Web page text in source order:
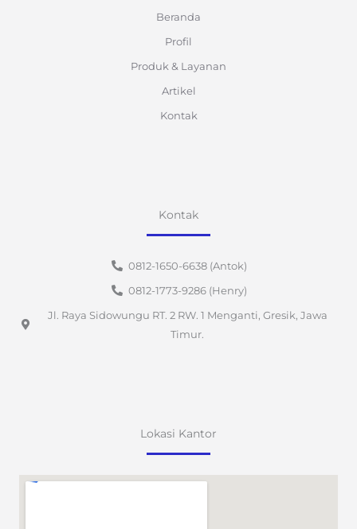
Beranda
Profil
Produk & Layanan
Artikel
Kontak
Kontak
0812-1650-6638 (Antok)
0812-1773-9286 (Henry)
Jl. Raya Sidowungu RT. 2 RW. 1 Menganti, Gresik, Jawa
Timur.
Lokasi Kantor